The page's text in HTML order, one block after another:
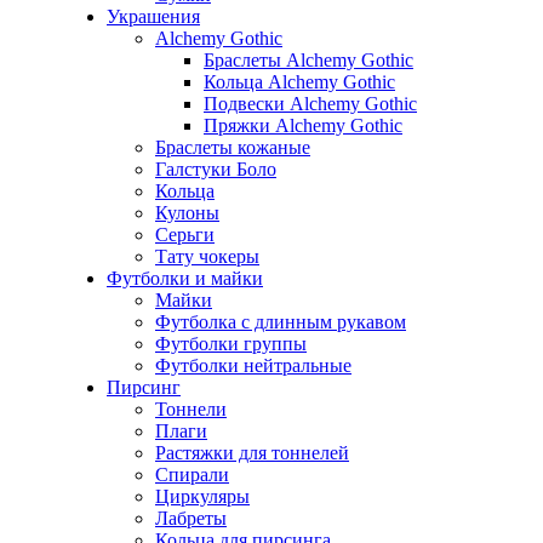
Украшения
Alchemy Gothic
Браслеты Alchemy Gothic
Кольца Alchemy Gothic
Подвески Alchemy Gothic
Пряжки Alchemy Gothic
Браслеты кожаные
Галстуки Боло
Кольца
Кулоны
Серьги
Тату чокеры
Футболки и майки
Майки
Футболка с длинным рукавом
Футболки группы
Футболки нейтральные
Пирсинг
Тоннели
Плаги
Растяжки для тоннелей
Спирали
Циркуляры
Лабреты